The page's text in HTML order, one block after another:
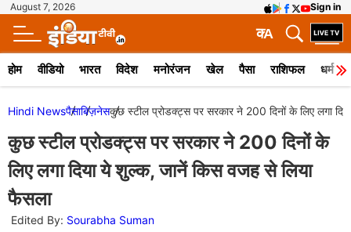
August 7, 2026 Sign in
A
क
होम वीडियो भारत विदेश मनोरंजन खेल पैसा राशिफल धर्म
Hindi Newsपैसाबिज़नेसकुछ स्टील प्रोडक्ट्स पर सरकार ने 200 दिनों के लिए लगा
कुछ स्टील प्रोडक्ट्स पर सरकार ने 200 दिनों के
लिए लगा दिया ये शुल्क, जानें किस वजह से लिया
फैसला
Edited By: Sourabha Suman